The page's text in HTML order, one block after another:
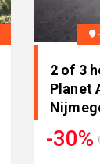
2 of 3
Planet
-30%